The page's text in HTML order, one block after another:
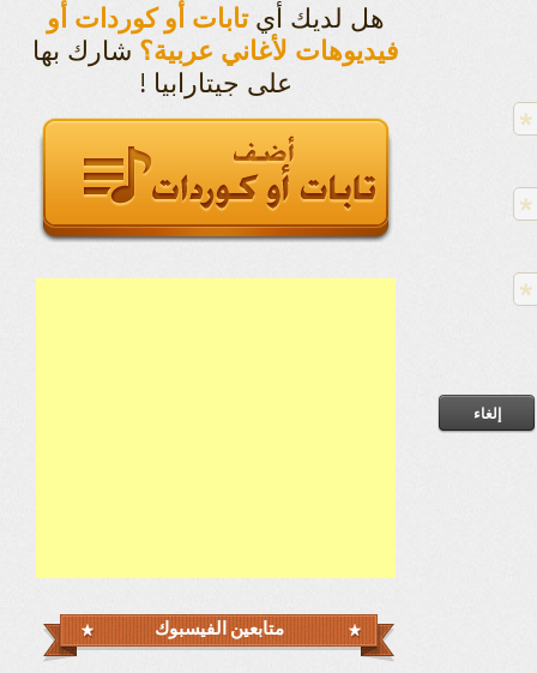
هل لديك أيتابات أو كوردات أو
فيديوهات لأغاني عربية؟ شارك بها
على جيتارابيا !
متابعين الفيسبوك